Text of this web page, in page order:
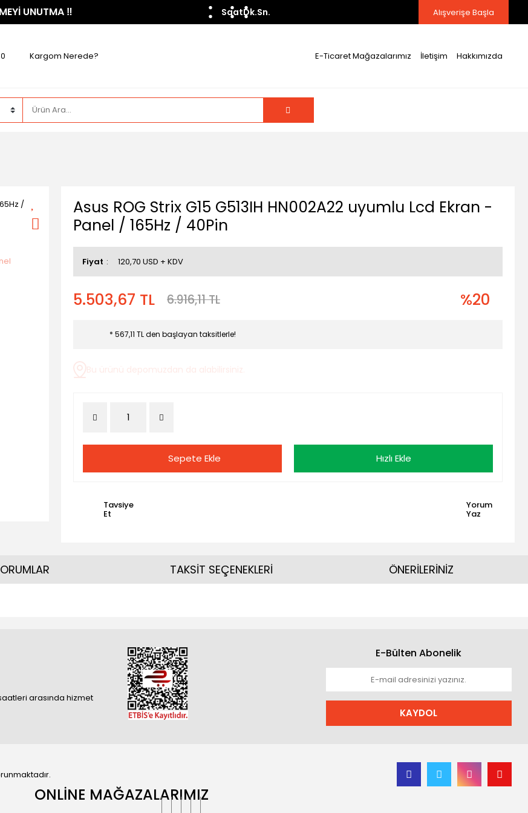
UNUTMA ​‼️​ SaatDk.Sn. Alışverişe Başla
Kargom Nerede? E-Ticaret Mağazalarımız İletişim Hakkımızda
Asus ROG Strix G15 G513IH HN002A22 uyumlu Lcd Ekran -
Panel / 165Hz / 40Pin
Fiyat 120,70 USD + KDV
5.503,67 TL 6.916,11 TL %20
* 567,11 TL den başlayan taksitlerle!
Bu ürünü depomuzdan da alabilirsiniz.
Sepete Ekle Hızlı Ekle
Tavsiye
Et
Yorum
Yaz
TAKSİT SEÇENEKLERİ ÖNERİLERİNİZ
arasında hizmet
E-Bülten Abonelik
KAYDOL
ONLİNE MAĞAZALARIMIZ